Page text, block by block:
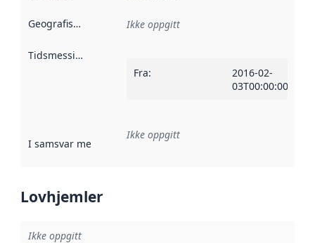
Geografisk avgrensning :
Ikke oppgitt
Tidsmessig avgrensning
Fra:
2016-02-
03T00:00:00Z
I samsvar med Referanse til en implementasjonsregel
Ikke oppgitt
Lovhjemler
Ikke oppgitt